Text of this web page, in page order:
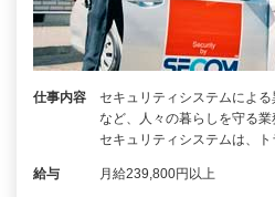
仕事内容
セキュリティシステムによ
など、人々の暮らしを守る
セキュリティシステムは、
給与 月給239,800円以上